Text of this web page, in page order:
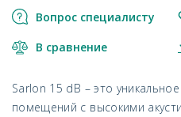
Вопрос специалисту
В сравнение
Sarlon 15 dB – это
помещений с высокими